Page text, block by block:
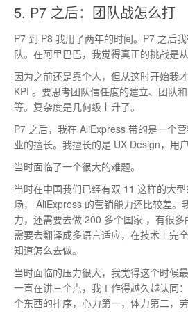
5. P7 之后：团队战怎么打
P7 到 P8 我用了两年的时间。P7 之后
队。在阿里巴巴，我觉得真正的挑战是从
因为之前还是靠个人，但从这时开始我
KPI 。要思考团队信任度的建立、团队
等。复杂度是几何级上升了。
P7 之后，我在 AliExpress 带的是一个
业的擅长。我擅长的是 UX Design，用
当时面临了一个很大的难题。
当时在中国我们已经有双 11 这样的大
场， AliExpress 的营销能力还比较差。
力，还需要去做 200 多个国家 ，有很多
需要去翻译成多语言适应，在技术上完
知道怎么去做。
当时面临的压力很大，我觉得这个时候
一直在讲三个点，我工作得越久越认同
个东西的排序，心力第一，体力第二，劳